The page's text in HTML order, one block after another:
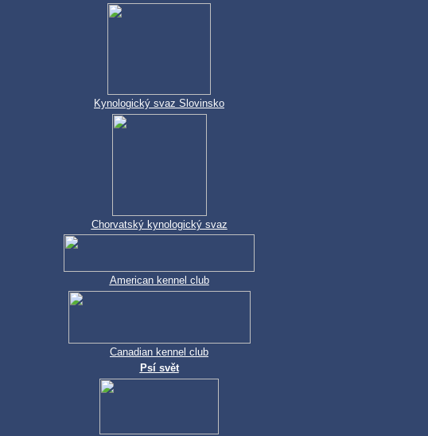
Kynologický svaz Slovinsko
Chorvatský kynologický svaz
American kennel club
Canadian kennel club
Psí svět